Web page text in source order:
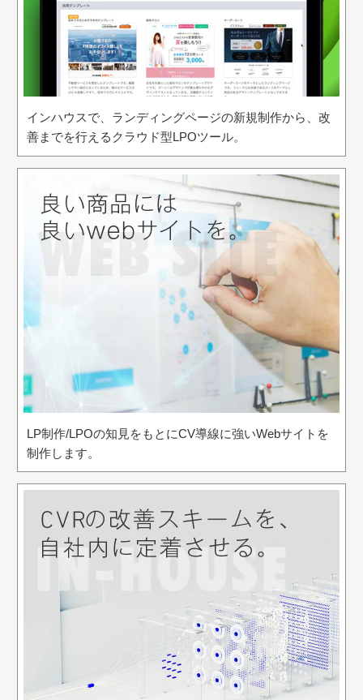
インハウスで、ランディングページの新規制作から、改
善までを行えるクラウド型LPOツール。
LP制作/LPOの知見をもとにCV導線に強いWebサイトを
制作します。